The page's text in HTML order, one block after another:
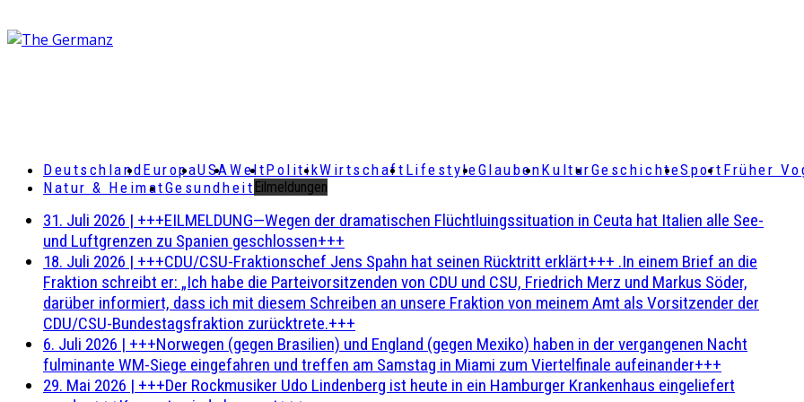
DeutschlandEuropaUSAWeltPolitikWirtschaft LifestyleGlaubenKulturGeschichteSport Früher
Natur & HeimatGesundheit Eilmeldungen
31. Juli 2026 | +++EILMELDUNG—Wegen der dramatischen Flüchtluingssituation in Ceuta hat Italien alle See-
und Luftgrenzen zu Spanien geschlossen+++
18. Juli 2026 | +++CDU/CSU-Fraktionschef Jens Spahn hat seinen Rücktritt erklärt+++ .In einem Brief an die
Fraktion schreibt er: „Ich habe die Parteivorsitzenden von CDU und CSU, Friedrich Merz und Markus Söder,
darüber informiert, dass ich mit diesem Schreiben an unsere Fraktion von meinem Amt als Vorsitzender der
CDU/CSU-Bundestagsfraktion zurücktrete.+++
6. Juli 2026 | +++Norwegen (gegen Brasilien) und England (gegen Mexiko) haben in der vergangenen Nacht
fulminante WM-Siege eingefahren und treffen am Samstag in Miami zum Viertelfinale aufeinander+++
29. Mai 2026 | +++Der Rockmusiker Udo Lindenberg ist heute in ein Hamburger Krankenhaus eingeliefert